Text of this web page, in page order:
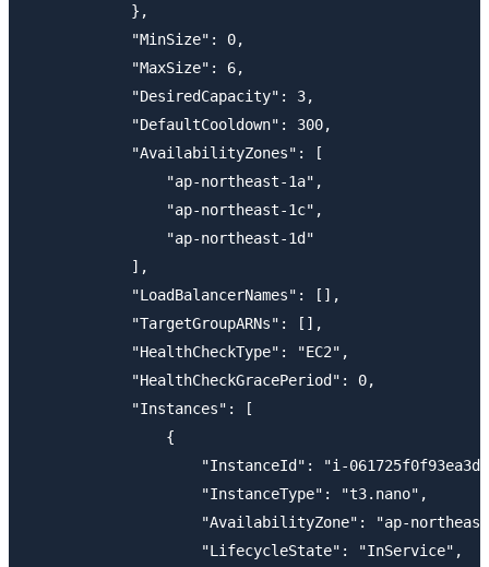
            },
            "MinSize": 0,
            "MaxSize": 6,
            "DesiredCapacity": 3,
            "DefaultCooldown": 300,
            "AvailabilityZones": [
                "ap-northeast-1a",
                "ap-northeast-1c",
                "ap-northeast-1d"
            ],
            "LoadBalancerNames": [],
            "TargetGroupARNs": [],
            "HealthCheckType": "EC2",
            "HealthCheckGracePeriod": 0,
            "Instances": [
                {
"InstanceId": "i-
                    "InstanceType": "t3.nano",
"AvailabilityZone": "ap-
                    "LifecycleState": "InService",